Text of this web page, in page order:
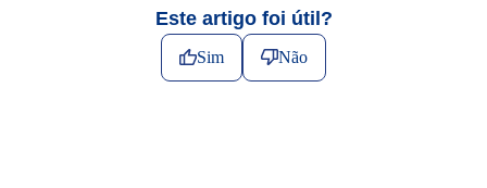
Este artigo foi útil?
Sim Não